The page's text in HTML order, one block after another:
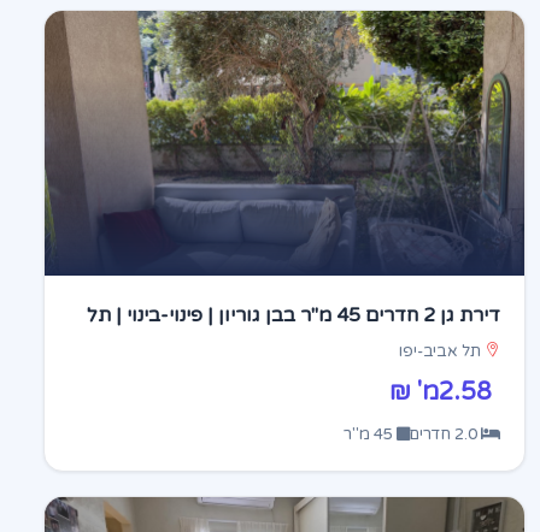
דירת גן 2 חדרים 45 מ"ר בבן גוריון | פינוי-בינוי | תל
אביבתל אביב-יפו
2.58מ' ₪